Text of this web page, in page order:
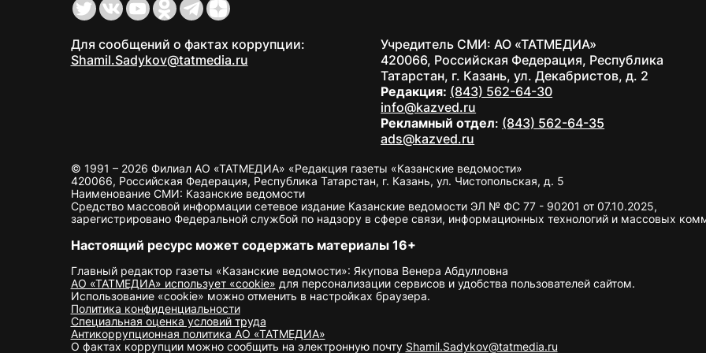
Для сообщений о фактах коррупции:
Shamil.Sadykov@tatmedia.ru
Учредитель СМИ: АО «ТАТМЕДИА»
420066, Российская Федерация, Республика
Татарстан, г. Казань, ул. Декабристов, д. 2
Редакция: (843) 562-64-30
info@kazved.ru
Рекламный отдел: (843) 562-64-35
ads@kazved.ru
© 1991 – 2026 Филиал АО «ТАТМЕДИА» «Редакция газеты «Казанские ведомости»
420066, Российская Федерация, Республика Татарстан, г. Казань, ул. Чистопольская, д. 5
Наименование СМИ: Казанские ведомости
Средство массовой информации сетевое издание Казанские ведомости ЭЛ № ФС 77 - 90201 от 07.10.2025,
зарегистрировано Федеральной службой по надзору в сфере связи, информационных технологий и массовых
Настоящий ресурс может содержать материалы 16+
Главный редактор газеты «Казанские ведомости»: Якупова Венера Абдулловна
АО «ТАТМЕДИА» использует «cookie» для персонализации сервисов и удобства пользователей сайтом.
Использование «cookie» можно отменить в настройках браузера.
Политика конфиденциальности
Специальная оценка условий труда
Антикоррупционная политика АО «ТАТМЕДИА»
О фактах коррупции можно сообщить на электронную почту Shamil.Sadykov@tatmedia.ru